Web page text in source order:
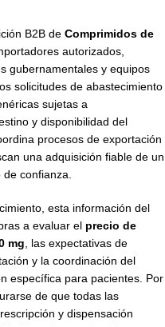
B2B de Comprimidos de
autorizados,
gubernamentales y equipos
solicitudes de abastecimiento
sujetas a
y disponibilidad del
procesos de exportación
una adquisición fiable de un
confianza.
esta información del
a evaluar el precio de
mg , las expectativas de
y la coordinación del
específica para pacientes. Por
de que todas las
y dispensación